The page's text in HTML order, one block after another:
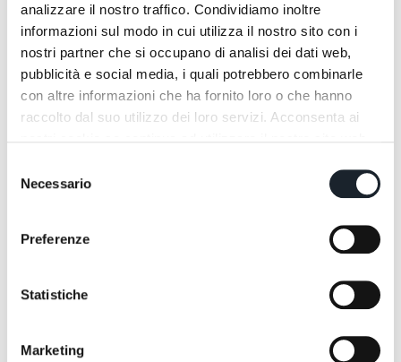
analizzare il nostro traffico. Condividiamo inoltre
informazioni sul modo in cui utilizza il nostro sito con i
nostri partner che si occupano di analisi dei dati web,
pubblicità e social media, i quali potrebbero combinarle
con altre informazioni che ha fornito loro o che hanno
raccolto dal suo utilizzo dei loro servizi. Acconsenta ai
delNecessario
Preferenze
Statistiche
Marketing